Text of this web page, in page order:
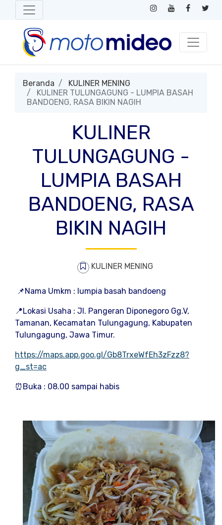
Beranda
KULINER MENING
KULINER TULUNGAGUNG - LUMPIA BASAH
BANDOENG, RASA BIKIN NAGIH
KULINER
TULUNGAGUNG -
LUMPIA BASAH
BANDOENG, RASA
BIKIN NAGIH
KULINER MENING
📌Nama Umkm : lumpia basah bandoeng
📍Lokasi Usaha : JI. Pangeran Diponegoro Gg.V,
Tamanan, Kecamatan Tulungagung, Kabupaten
Tulungagung, Jawa Timur.
https://maps.app.goo.gl/Gb8TrxeWfEh3zFzz8?
g_st=ac
⏰Buka : 08.00 sampai habis